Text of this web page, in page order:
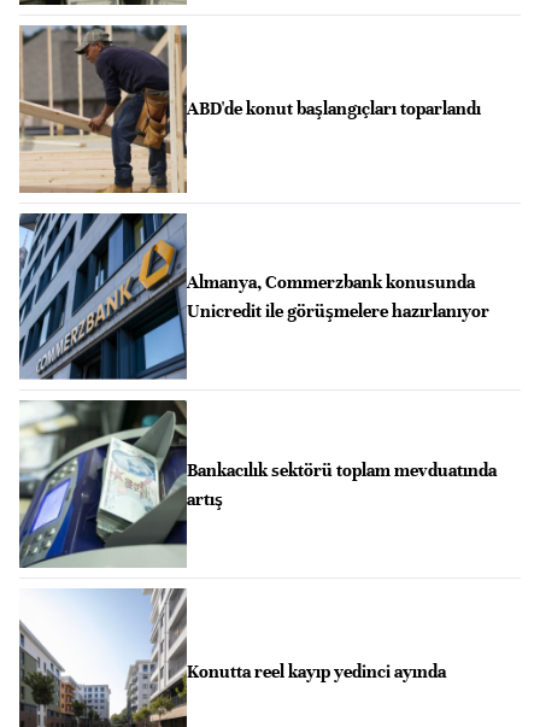
ABD'de konut başlangıçları toparlandı
Almanya, Commerzbank konusunda
Unicredit ile görüşmelere hazırlanıyor
Bankacılık sektörü toplam mevduatında
artış
Konutta reel kayıp yedinci ayında